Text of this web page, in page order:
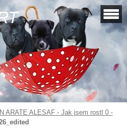
ARATE ALESAF - Jak jsem rostl 0 -